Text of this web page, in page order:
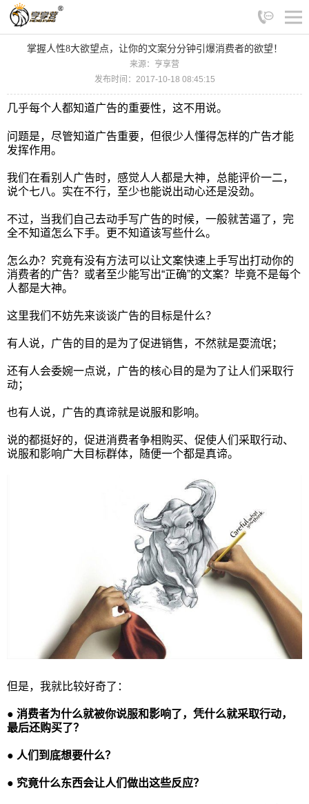
掌握人性8大欲望点，让你的文案分分钟引爆消费者的欲望！
来源：亨享营
发布时间：2017-10-18 08:45:15
几乎每个人都知道广告的重要性，这不用说。
问题是，尽管知道广告重要，但很少人懂得怎样的广告才能
发挥作用。
我们在看别人广告时，感觉人人都是大神，总能评价一二，
说个七八。实在不行，至少也能说出动心还是没劲。
不过，当我们自己去动手写广告的时候，一般就苦逼了，完
全不知道怎么下手。更不知道该写些什么。
怎么办？究竟有没有方法可以让文案快速上手写出打动你的
消费者的广告？或者至少能写出“正确”的文案？毕竟不是每个
人都是大神。
这里我们不妨先来谈谈广告的目标是什么？
有人说，广告的目的是为了促进销售，不然就是耍流氓；
还有人会委婉一点说，广告的核心目的是为了让人们采取行
动；
也有人说，广告的真谛就是说服和影响。
说的都挺好的，促进消费者争相购买、促使人们采取行动、
说服和影响广大目标群体，随便一个都是真谛。
但是，我就比较好奇了：
● 消费者为什么就被你说服和影响了，凭什么就采取行动，
最后还购买了？
● 人们到底想要什么？
● 究竟什么东西会让人们做出这些反应？